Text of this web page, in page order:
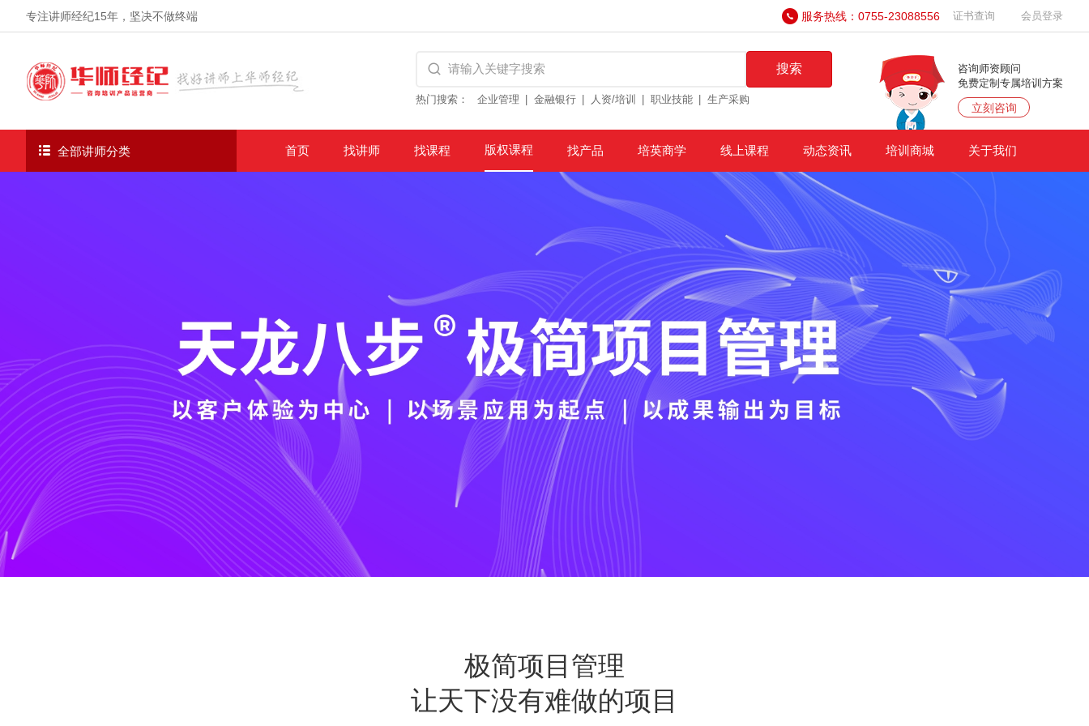
专注讲师经纪15年 ，坚决不做终端 服务热线：0755-23088556 证书查询 会员登录
搜索
热门搜索： 企业管理 金融银行 人资/培训 职业技能 生产采购
咨询师资顾问
免费定制专属培训方案
立刻咨询
全部讲师分类 首页 找讲师 找课程 版权课程 找产品 培英商学 线上课程 动态资讯 培训商城 关于我们
极简项⽬管理
让天下没有难做的项⽬